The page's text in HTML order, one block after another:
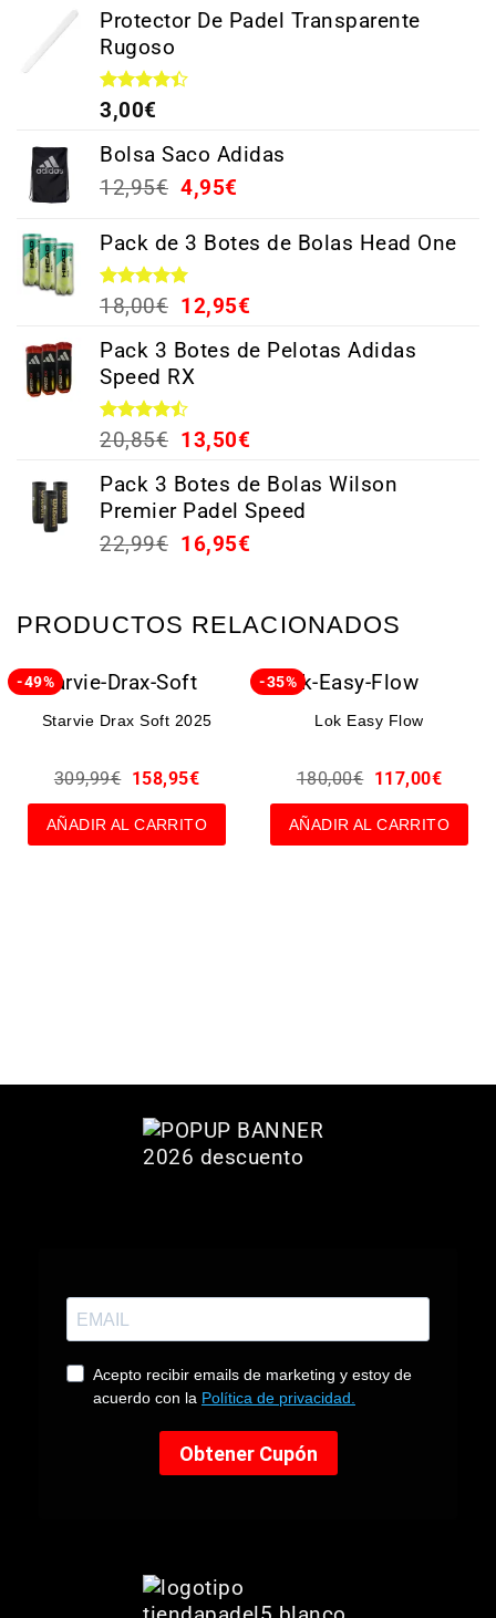
Protector De Padel Transparente
Rugoso
Valorado
con 4.38
3,00€
Bolsa Saco Adidas
12,95€ 4,95€
Pack de 3 Botes de Bolas Head One
Valorado
con 5.00
18,00€ 12,95€
Pack 3 Botes de Pelotas Adidas
Speed RX
Valorado
con 4.44
20,85€ 13,50€
Pack 3 Botes de Bolas Wilson
Premier Padel Speed
22,99€ 16,95€
PRODUCTOS RELACIONADOS
-49%
Starvie Drax Soft 2025
309,99€ 158,95€
AÑADIR AL CARRITO
-35%
Lok Easy Flow
180,00€ 117,00€
AÑADIR AL CARRITO